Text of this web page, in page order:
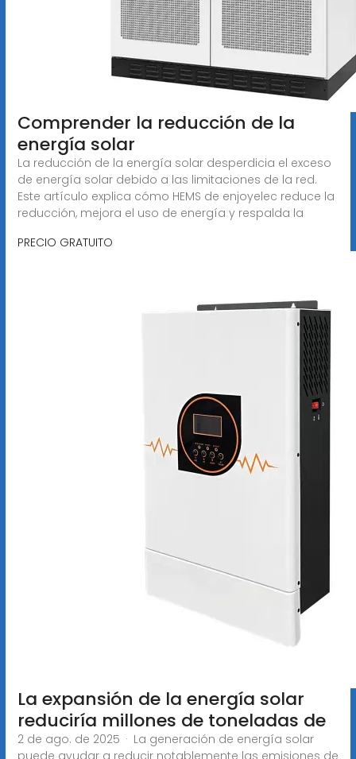
Comprender la reducción de la
energía solar
La reducción de la energía solar desperdicia el exceso
de energía solar debido a las limitaciones de la red.
Este artículo explica cómo HEMS de enjoyelec reduce la
reducción, mejora el uso de energía y respalda la
PRECIO GRATUITO
La expansión de la energía solar
reduciría millones de toneladas de
2 de ago. de 2025 · La generación de energía solar
puede ayudar a reducir notablemente las emisiones de